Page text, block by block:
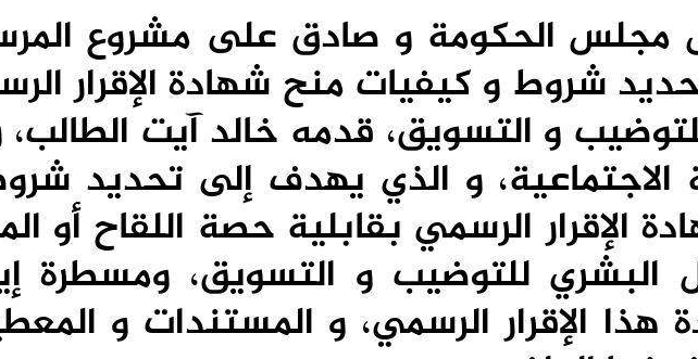
مجلس الحكومة و صادق على مشروع
2.24.729 بتحديد شروط و كيفيات منح شهادة الإقرار
و التسويق، قدمه خالد آيت الطالب،
الاجتماعية، و الذي يهدف إلى تحديد
الإقرار الرسمي بقابلية حصة اللقاح أو
البشري للتوضيب و التسويق، ومسطرة
الإقرار الرسمي، و المستندات و